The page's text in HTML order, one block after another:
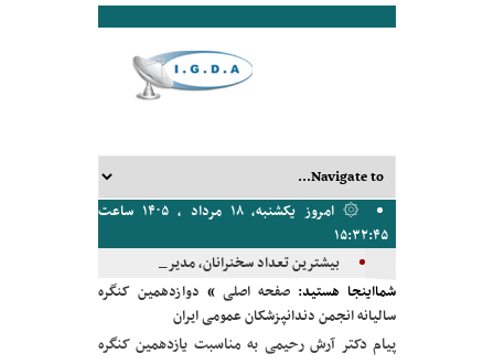
۞ امروز یکشنبه, ۱۸ مرداد , ۱۴۰۵ ساعت
۱۵:۳۲:۴۵
بیشترین تعداد سخنرانان، مدیران پان_
شمااینجا هستید: صفحه اصلی » دوازدهمین کنگره
سالیانه انجمن دندانپزشکان عمومی ایران
پیام دکتر آرش رحیمی به مناسبت یازدهمین کنگره